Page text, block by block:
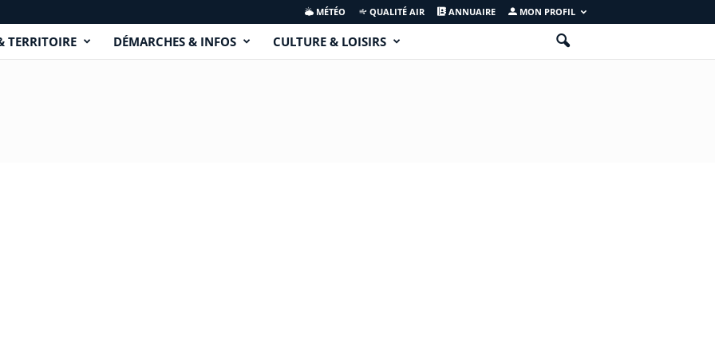
MÉTÉO QUALITÉ AIR ANNUAIRE MON PROFIL
TERRITOIRE DÉMARCHES & INFOS CULTURE & LOISIRS